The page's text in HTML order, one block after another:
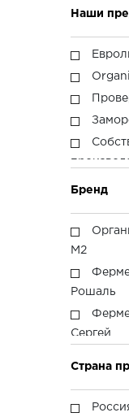
Наши
Бренд
М2
Рошаль
Сергей
Страна